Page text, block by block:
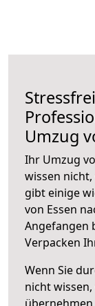
Umzug
Ihr Umzug
wissen nicht,
gibt einige
von Essen
Angefangen
Verpacken
Wenn Sie
nicht